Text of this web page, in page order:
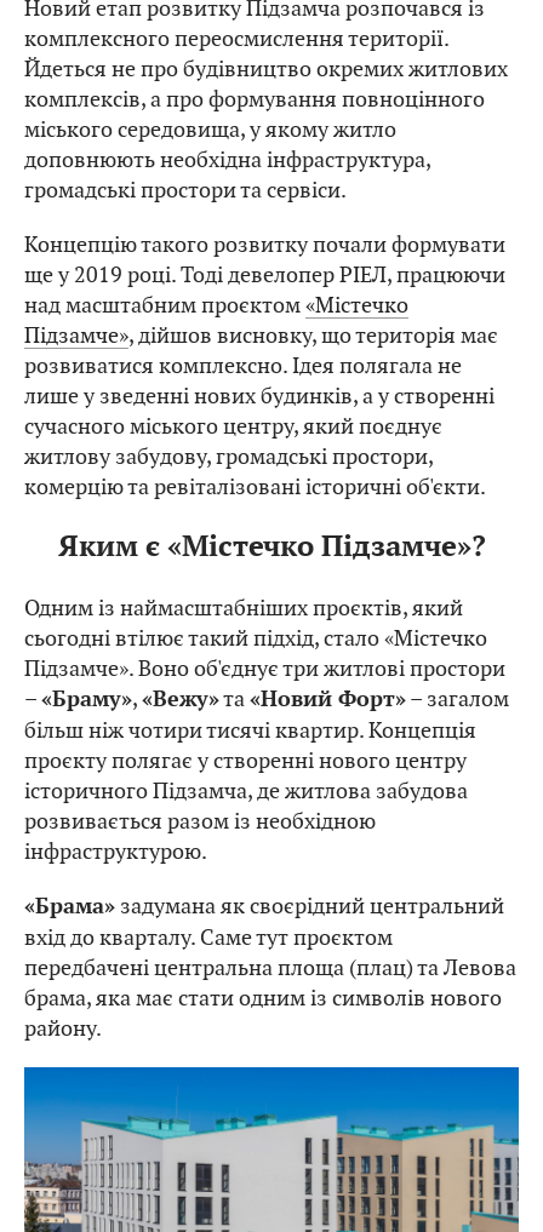
Новий етап розвитку Підзамча розпочався із
комплексного переосмислення території.
Йдеться не про будівництво окремих житлових
комплексів, а про формування повноцінного
міського середовища, у якому житло
доповнюють необхідна інфраструктура,
громадські простори та сервіси.
Концепцію такого розвитку почали формувати
ще у 2019 році. Тоді девелопер РІЕЛ, працюючи
над масштабним проєктом«Містечко
Підзамче», дійшов висновку, що територія має
розвиватися комплексно. Ідея полягала не
лише у зведенні нових будинків, а у створенні
сучасного міського центру, який поєднує
житлову забудову, громадські простори,
комерцію та ревіталізовані історичні об'єкти.
Яким є «Містечко Підзамче»?
Одним із наймасштабніших проєктів, який
сьогодні втілює такий підхід, стало «Містечко
Підзамче». Воно об'єднує три житлові простори
–«Браму»,«Вежу»та«Новий Форт»– загалом
більш ніж чотири тисячі квартир. Концепція
проєкту полягає у створенні нового центру
історичного Підзамча, де житлова забудова
розвивається разом із необхідною
інфраструктурою.
«Брама» задумана як своєрідний центральний
вхід до кварталу. Саме тут проєктом
передбачені центральна площа (плац) та Левова
брама, яка має стати одним із символів нового
району.